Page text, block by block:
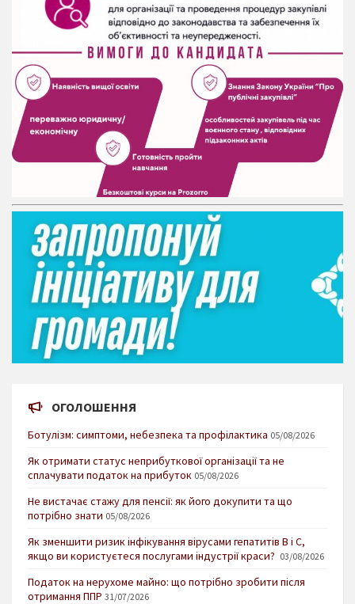
ОГОЛОШЕННЯ
Ботулізм: симптоми, небезпека та профілактика 05/08/2026
Як отримати статус неприбуткової організації та не
сплачувати податок на прибуток 05/08/2026
Не вистачає стажу для пенсії: як його докупити та що
потрібно знати 05/08/2026
Як зменшити ризик інфікування вірусами гепатитів В і С,
якщо ви користуєтеся послугами індустрії краси? 03/08/2026
Податок на нерухоме майно: що потрібно зробити після
отримання ППР 31/07/2026